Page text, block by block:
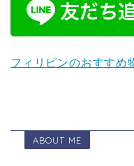
フィリピンのおすすめ
ABOUT ME